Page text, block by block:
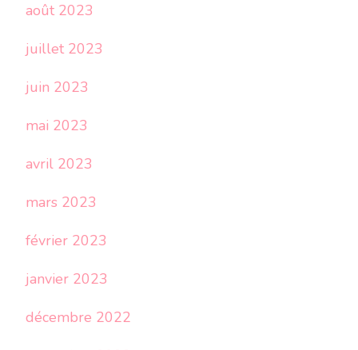
août 2023
juillet 2023
juin 2023
mai 2023
avril 2023
mars 2023
février 2023
janvier 2023
décembre 2022